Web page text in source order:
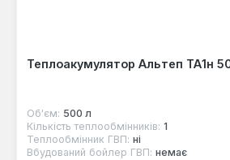
Теплоакумулятор Альтеп ТА1н
Об'єм: 500 л
Кількість теплообмінників: 1
Теплообмінник ГВП: ні
Вбудований бойлер ГВП: немає